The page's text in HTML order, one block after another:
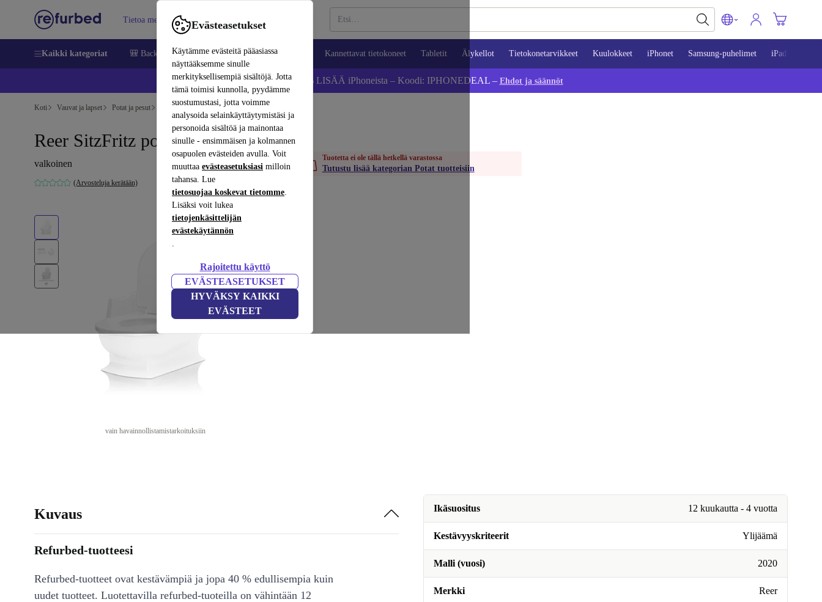
Evästeasetukset
Käytämme evästeitä pääasiassa
näyttääksemme sinulle
merkityksellisempiä sisältöjä. Jotta
tämä toimisi kunnolla, pyydämme
suostumustasi, jotta voimme
analysoida selainkäyttäytymistäsi ja
personoida sisältöä ja mainontaa
sinulle - ensimmäisen ja kolmannen
osapuolen evästeiden avulla. Voit
muuttaa evästeasetuksiasi milloin
tahansa. Lue
tietosuojaa koskevat tietomme.
Lisäksi voit lukea
tietojenkäsittelijän
evästekäytännön
.
Rajoitettu käyttö
EVÄSTEASETUKSET
HYVÄKSY KAIKKI
EVÄSTEET
Tietoa meistä Myy Apua
Kaikki kategoriat 🎒 Back to school Matkapuhelimet ja älypuhelimet Kannettavat tietokoneet Tabletit Älykellot Tietokonetarvikkeet Kuulokkeet iPhonet Samsung-puhelimet iPadit
📱 Säästä 5 % LISÄÄ iPhoneista – Koodi: IPHONEDEAL – Ehdot ja säännöt
Koti Vauvat ja lapset Potat ja pesut Potat
Reer SitzFritz potta
valkoinen
(Arvosteluja kerätään)
vain havainnollistamistarkoituksiin
Tuotetta ei ole tällä hetkellä varastossa
Tutustu lisää kategorian Potat tuotteisiin
Ikäsuositus 12 kuukautta - 4 vuotta
Kestävyyskriteerit Ylijäämä
Malli (vuosi) 2020
Merkki Reer
Kuvaus
Refurbed-tuotteesi
Refurbed-tuotteet ovat kestävämpiä ja jopa 40 % edullisempia kuin
uudet tuotteet. Luotettavilla refurbed-tuoteilla on vähintään 12